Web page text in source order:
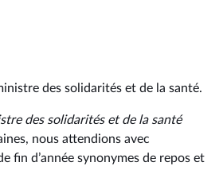
des solidarités et de la santé.
des solidarités et de la santé
nous attendions avec
fin d’année synonymes de repos et